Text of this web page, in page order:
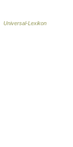
Universal-Lexikon